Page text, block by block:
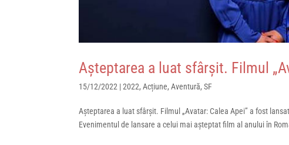
Așteptarea a luat sfârșit. Filmul
15/12/2022 |2022,Acțiune,Aventură,SF
Așteptarea a luat sfârșit. Filmul „Avatar: Calea Apei” a fost
Evenimentul de lansare a celui mai așteptat film al anului în